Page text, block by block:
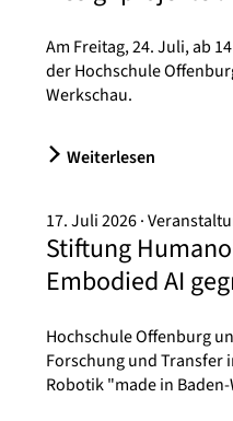
Am Freitag, 24. Juli, ab
der Hochschule
Werkschau.
Weiterlesen
17. Juli 2026
Stiftung
Embodied AI
Hochschule Offenburg
Forschung und Transfer
Robotik "made in